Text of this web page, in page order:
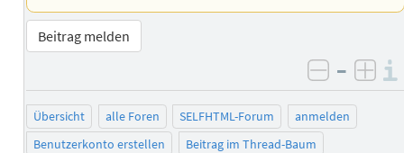
Beitrag melden
negativ
–
Übersicht alle Foren SELFHTML-Forum
anmelden
Benutzerkonto erstellen
Beitrag im Thread-Baum